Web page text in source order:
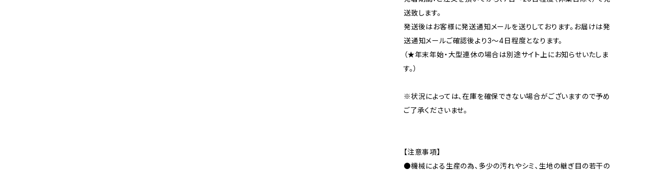
送致します。
発送後はお客様に発送通知メールを送りしております。お届けは発
送通知メールご確認後より3〜4日程度となります。
（★年末年始・大型連休の場合は別途サイト上にお知らせいたしま
す。）
※状況によっては、在庫を確保できない場合がございますので予め
ご了承くださいませ。
【注意事項】
●機械による生産の為、多少の汚れやシミ、生地の継ぎ目の若干の